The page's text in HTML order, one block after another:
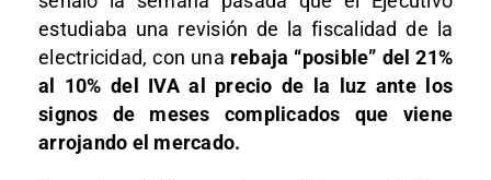
estudiaba una revisión de la fiscalidad de la
electricidad, con una rebaja “posible” del 21%
al 10% del IVA al precio de la luz ante los
signos de meses complicados que viene
arrojando el mercado.